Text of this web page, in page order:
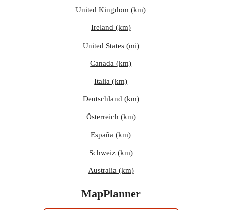
United Kingdom (km)
Ireland (km)
United States (mi)
Canada (km)
Italia (km)
Deutschland (km)
Österreich (km)
España (km)
Schweiz (km)
Australia (km)
MapPlanner